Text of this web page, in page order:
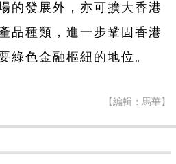
的發展外，亦可擴大香港
品種類，進一步鞏固香港
綠色金融樞紐的地位。
【編輯：馬華】